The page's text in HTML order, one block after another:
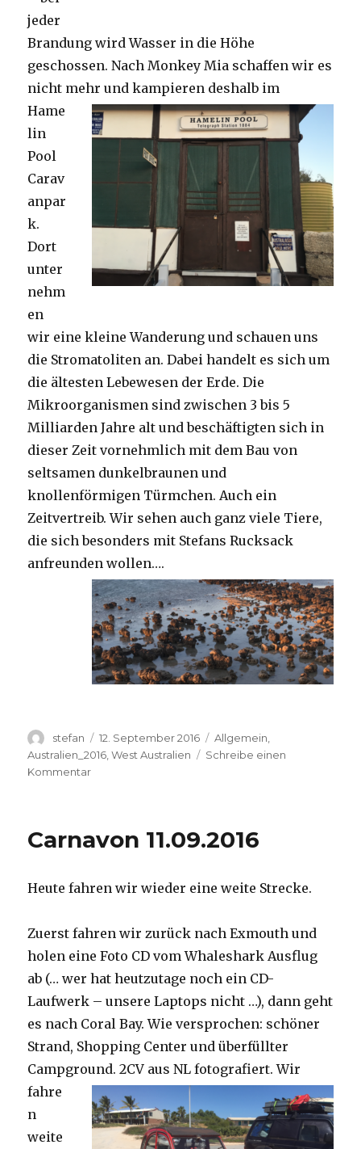
jeder
Brandung wird Wasser in die Höhe
geschossen. Nach Monkey Mia schaffen wir es
nicht mehr und kampieren deshalb im
Hame
lin
Pool
Carav
anpar
k.
Dort
unter
nehm
en
wir eine kleine Wanderung und schauen uns
die Stromatoliten an. Dabei handelt es sich um
die ältesten Lebewesen der Erde. Die
Mikroorganismen sind zwischen 3 bis 5
Milliarden Jahre alt und beschäftigten sich in
dieser Zeit vornehmlich mit dem Bau von
seltsamen dunkelbraunen und
knollenförmigen Türmchen. Auch ein
Zeitvertreib. Wir sehen auch ganz viele Tiere,
die sich besonders mit Stefans Rucksack
anfreunden wollen….
Autor
stefan
Veröffentlicht
am
12. September 2016 Kategorien
Allgemein
Australien_2016 ,West Australien
Schreibe einen
Kommentarzu
Carnavon 11.09.2016
Heute fahren wir wieder eine weite Strecke.
Zuerst fahren wir zurück nach Exmouth und
holen eine Foto CD vom Whaleshark Ausflug
ab (… wer hat heutzutage noch ein CD-
Laufwerk – unsere Laptops nicht …), dann geht
es nach Coral Bay. Wie versprochen: schöner
Strand, Shopping Center und überfüllter
Campground.2CV aus NL fotografiert. Wir
fahre
n
weite